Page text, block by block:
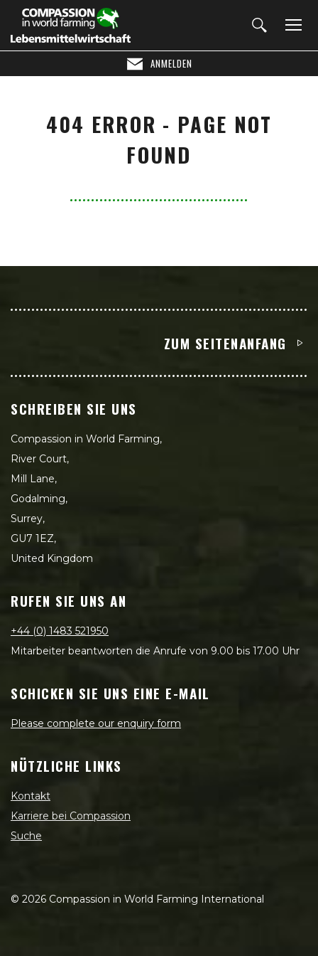
ANMELDEN
404 ERROR - PAGE NOT
FOUND
ZUM SEITENANFANG
SCHREIBEN SIE UNS
Compassion in World Farming,
River Court,
Mill Lane,
Godalming,
Surrey,
GU7 1EZ,
United Kingdom
RUFEN SIE UNS AN
+44 (0) 1483 521950
Mitarbeiter beantworten die Anrufe von 9.00 bis 17.00 Uhr
SCHICKEN SIE UNS EINE E-MAIL
Please complete our enquiry form
NÜTZLICHE LINKS
Kontakt
Karriere bei Compassion
Suche
© 2026 Compassion in World Farming International